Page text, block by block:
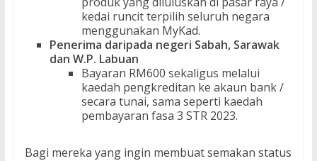
kedai runcit terpilih seluruh negara
menggunakan MyKad.
Penerima daripada negeri Sabah, Sarawak
dan W.P. Labuan
Bayaran RM600 sekaligus melalui
kaedah pengkreditan ke akaun bank /
secara tunai, sama seperti kaedah
pembayaran fasa 3 STR 2023.
Bagi mereka yang ingin membuat semakan status